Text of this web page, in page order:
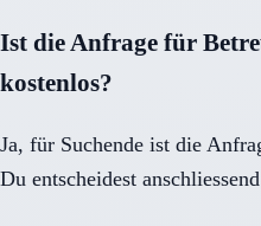
Ist die Anfrage für
kostenlos?
Ja, für Suchende ist die
Du entscheidest